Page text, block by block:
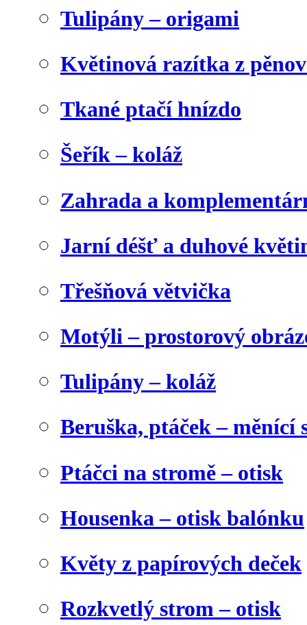
Tulipány – origami
Květinová razítka z
Tkané ptačí hnízdo
Šeřík – koláž
Zahrada a
Jarní déšť a duhové
Třešňová větvička
Motýli – prostorový
Tulipány – koláž
Beruška, ptáček – měnící
Ptáčci na stromě – otisk
Housenka – otisk balónku
Květy z papírových deček
Rozkvetlý strom – otisk